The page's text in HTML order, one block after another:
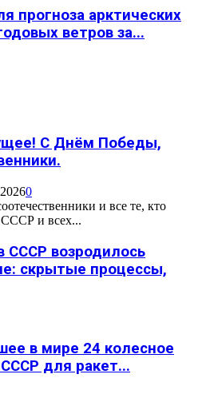
прогноза арктических
ветров за...
С Днём Победы,
0
и все те, кто
и всех...
СССР возродилось
скрытые процессы,
в мире 24 колесное
для ракет...